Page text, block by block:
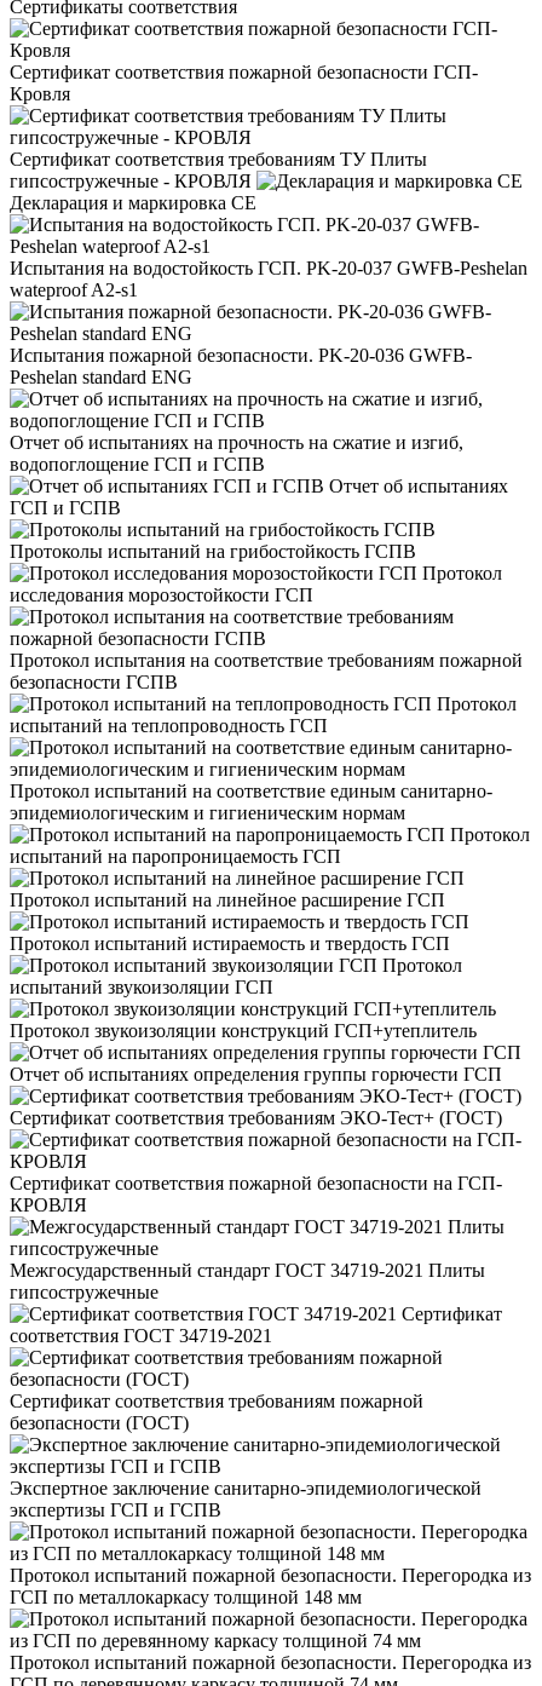
Сертификаты соответствия
Сертификат соответствия пожарной безопасности ГСП-
Кровля
Сертификат соответствия требованиям ТУ Плиты
гипсостружечные - КРОВЛЯ
Декларация и маркировка CE
Испытания на водостойкость ГСП. PK-20-037 GWFB-Peshelan
wateproof A2-s1
Испытания пожарной безопасности. PK-20-036 GWFB-
Peshelan standard ENG
Отчет об испытаниях на прочность на сжатие и изгиб,
водопоглощение ГСП и ГСПВ
Отчет об испытаниях
ГСП и ГСПВ
Протоколы испытаний на грибостойкость ГСПВ
Протокол
исследования морозостойкости ГСП
Протокол испытания на соответствие требованиям пожарной
безопасности ГСПВ
Протокол
испытаний на теплопроводность ГСП
Протокол испытаний на соответствие единым санитарно-
эпидемиологическим и гигиеническим нормам
Протокол
испытаний на паропроницаемость ГСП
Протокол испытаний на линейное расширение ГСП
Протокол испытаний истираемость и твердость ГСП
Протокол
испытаний звукоизоляции ГСП
Протокол звукоизоляции конструкций ГСП+утеплитель
Отчет об испытаниях определения группы горючести ГСП
Сертификат соответствия требованиям ЭКО-Тест+ (ГОСТ)
Сертификат соответствия пожарной безопасности на ГСП-
КРОВЛЯ
Межгосударственный стандарт ГОСТ 34719-2021 Плиты
гипсостружечные
Сертификат
соответствия ГОСТ 34719-2021
Сертификат соответствия требованиям пожарной
безопасности (ГОСТ)
Экспертное заключение санитарно-эпидемиологической
экспертизы ГСП и ГСПВ
Протокол испытаний пожарной безопасности. Перегородка из
ГСП по металлокаркасу толщиной 148 мм
Протокол испытаний пожарной безопасности. Перегородка из